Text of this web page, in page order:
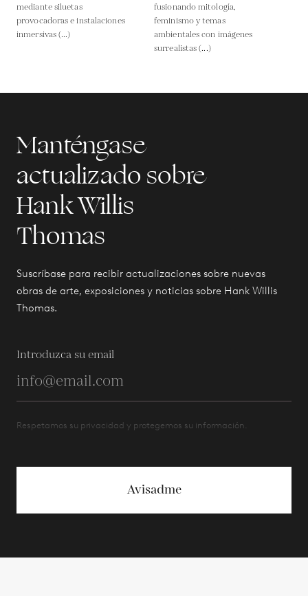
mediante siluetas
provocadoras e instalaciones
inmersivas (...)
fusionando mitología,
feminismo y temas
ambientales con imágenes
surrealistas (...)
Manténgase
actualizado sobre
Hank Willis
Thomas
Suscríbase para recibir actualizaciones sobre nuevas
obras de arte, exposiciones y noticias sobre Hank Willis
Thomas.
Introduzca su email
Respetamos su privacidad y protegemos su información.
Avisadme